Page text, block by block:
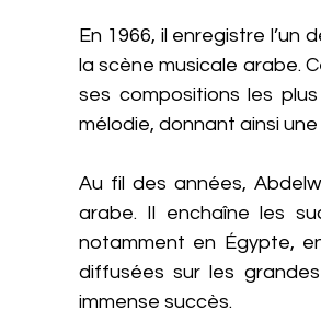
En 1966, il enregistre l’un
la scène musicale arabe.
ses compositions les
mélodie, donnant ainsi
Au fil des années,
arabe. Il enchaîne les
notamment en Égypte,
diffusées sur les
immense succès.